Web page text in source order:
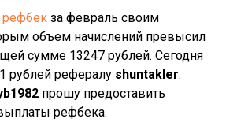
рефбек за февраль своим
объем начислений превысил
сумме 13247 рублей. Сегодня
рублей рефералу shuntakler.
прошу предоставить
рефбека.